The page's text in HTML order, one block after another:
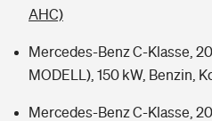
AHC)
Mercedes-Benz C-Klasse,
MODELL), 150 kW, Benzin,
Mercedes-Benz C-Klasse,